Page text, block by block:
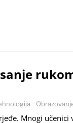
·
Mnogi učenici